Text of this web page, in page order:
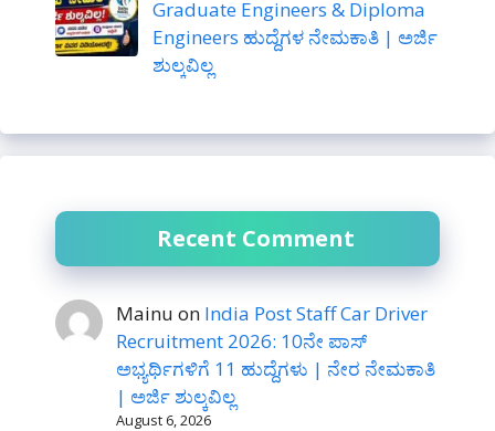
Graduate Engineers & Diploma
Engineers ಹುದ್ದೆಗಳ ನೇಮಕಾತಿ | ಅರ್ಜಿ
ಶುಲ್ಕವಿಲ್ಲ
Recent Comment
Mainu on India Post Staff Car Driver
Recruitment 2026: 10ನೇ ಪಾಸ್
ಅಭ್ಯರ್ಥಿಗಳಿಗೆ 11 ಹುದ್ದೆಗಳು | ನೇರ ನೇಮಕಾತಿ
| ಅರ್ಜಿ ಶುಲ್ಕವಿಲ್ಲ
August 6, 2026